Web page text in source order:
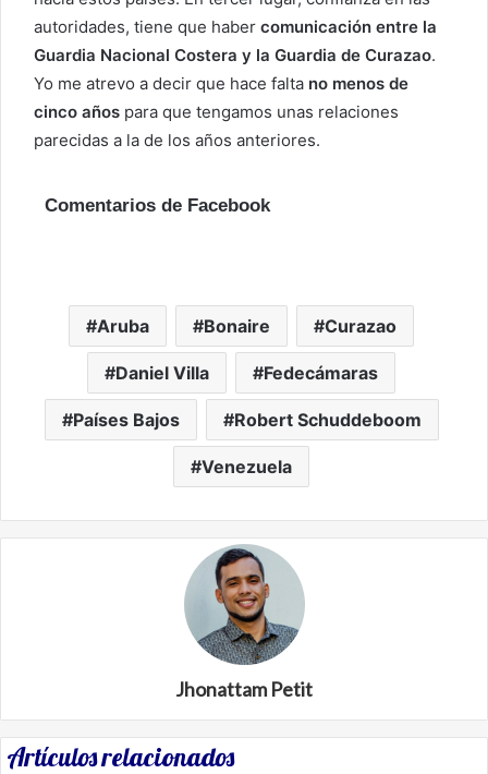
autoridades, tiene que haber comunicación entre la
Guardia Nacional Costera y la Guardia de Curazao.
Yo me atrevo a decir que hace falta no menos de
cinco años para que tengamos unas relaciones
parecidas a la de los años anteriores.
Comentarios de Facebook
Aruba Bonaire Curazao
Daniel Villa Fedecámaras
Países Bajos Robert Schuddeboom
Venezuela
Jhonattam Petit
Artículos relacionados